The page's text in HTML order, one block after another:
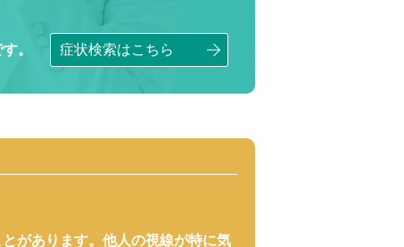
。 症状検索はこちら
があります。他人の視線が特に気